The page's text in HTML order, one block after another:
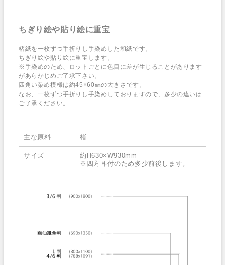
ちぎり絵や貼り絵に重宝
楮紙を一枚ずつ手折りし手染めした和紙です。
ちぎり絵や貼り絵に重宝します。
※手染めのため、ロットごとに色目に差が生じることがあります
があらかじめご了承下さい。
四角い染め模様は約45×60㎜の大きさです。
なお、一枚ずつ手折りし手染めしておりますので、多少の違いは
ご了承ください。
主な原料 楮
サイズ
約H630×W930mm
※四方耳付のため多少前後します。